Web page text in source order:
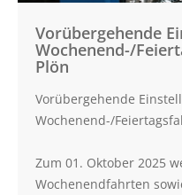
Vorübergehende
Wochenend-/
Plön
Vorübergehende
Wochenend-/
Zum 01. Oktober 2025
Wochenendfahrten